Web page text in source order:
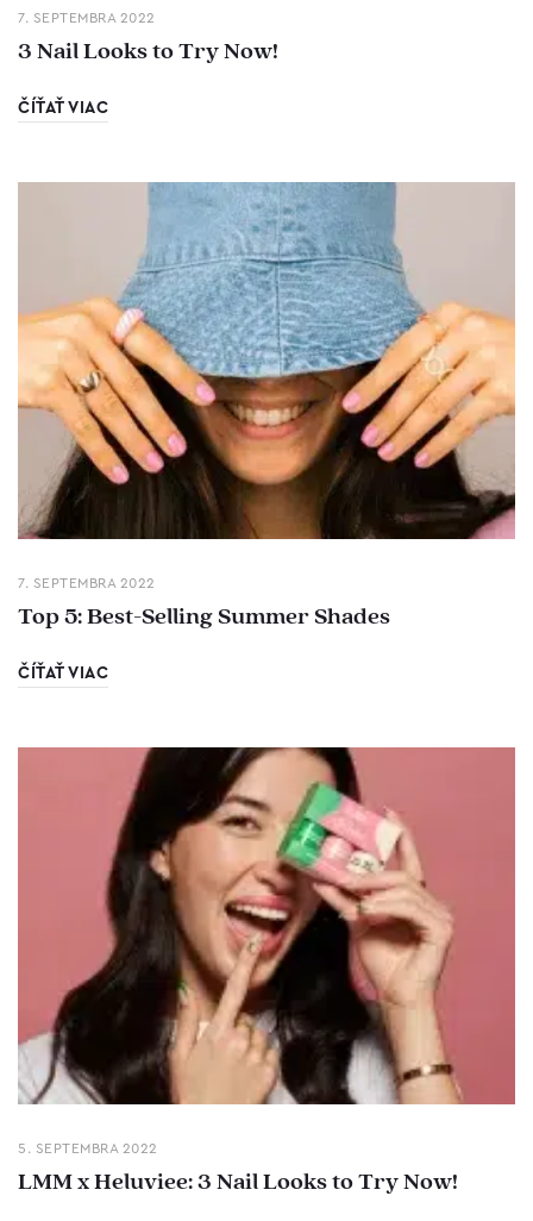
7. SEPTEMBRA 2022
3 Nail Looks to Try Now!
ČÍŤAŤ VIAC
7. SEPTEMBRA 2022
Top 5: Best-Selling Summer Shades
ČÍŤAŤ VIAC
5. SEPTEMBRA 2022
LMM x Heluviee: 3 Nail Looks to Try Now!